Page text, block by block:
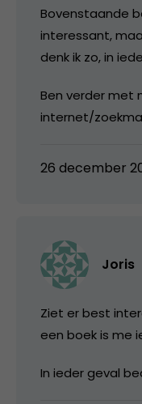
Bovenstaande
interessant,
denk ik zo, in
Ben verder met
internet/
26 december
Joris
Ziet er best
een boek is me
In ieder geval